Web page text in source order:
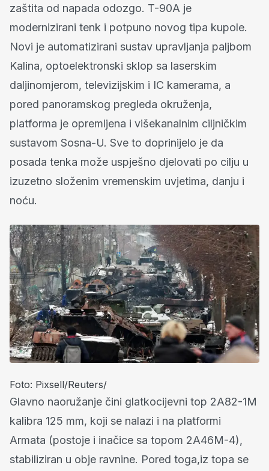
zaštita od napada odozgo. T-90A je
modernizirani tenk i potpuno novog tipa kupole.
Novi je automatizirani sustav upravljanja paljbom
Kalina, optoelektronski sklop sa laserskim
daljinomjerom, televizijskim i IC kamerama, a
pored panoramskog pregleda okruženja,
platforma je opremljena i višekanalnim ciljničkim
sustavom Sosna-U. Sve to doprinijelo je da
posada tenka može uspješno djelovati po cilju u
izuzetno složenim vremenskim uvjetima, danju i
noću.
Foto: Pixsell/Reuters/
Glavno naoružanje čini glatkocijevni top 2A82-1M
kalibra 125 mm, koji se nalazi i na platformi
Armata (postoje i inačice sa topom 2A46M-4),
stabiliziran u obje ravnine. Pored toga,iz topa se